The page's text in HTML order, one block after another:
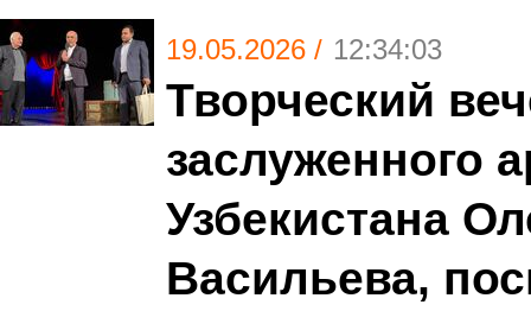
19.05.2026 / 12:34:03
Творческий
заслуженного
Узбекистана
Васильева,